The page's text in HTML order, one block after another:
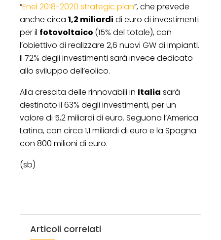
“Enel 2018-2020 strategic plan”, che prevede
anche circa 1,2 miliardi di euro di investimenti
per il fotovoltaico (15% del totale), con
l’obiettivo di realizzare 2,6 nuovi GW di impianti.
Il 72% degli investimenti sarà invece dedicato
allo sviluppo dell’eolico.
Alla crescita delle rinnovabili in Italia sarà
destinato il 63% degli investimenti, per un
valore di 5,2 miliardi di euro. Seguono l’America
Latina, con circa 1,1 miliardi di euro e la Spagna
con 800 milioni di euro.
(sb)
Articoli correlati